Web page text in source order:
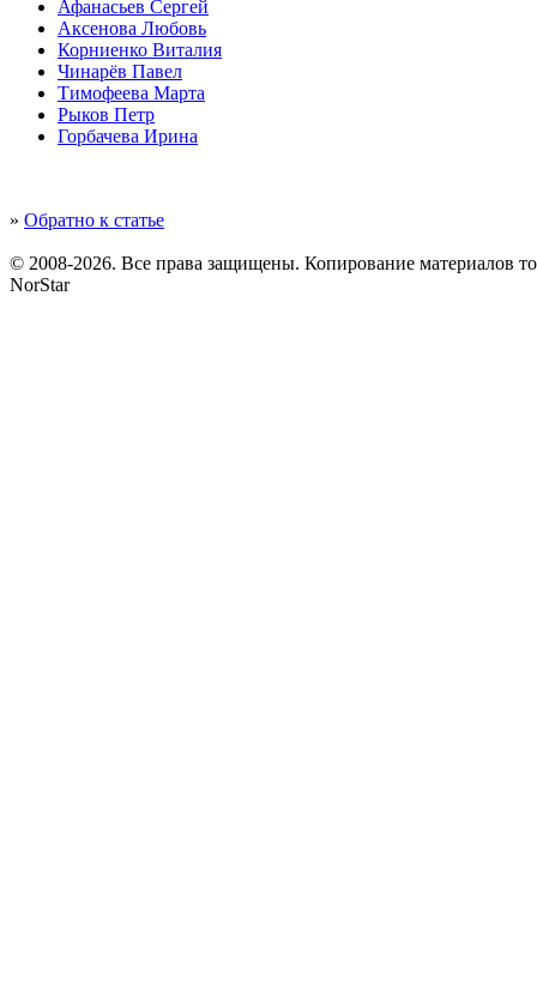
Афанасьев Сергей
Аксенова Любовь
Корниенко Виталия
Чинарёв Павел
Тимофеева Марта
Рыков Петр
Горбачева Ирина
» Обратно к статье
© 2008-2026. Все права защищены. Копирование материалов
NorStar